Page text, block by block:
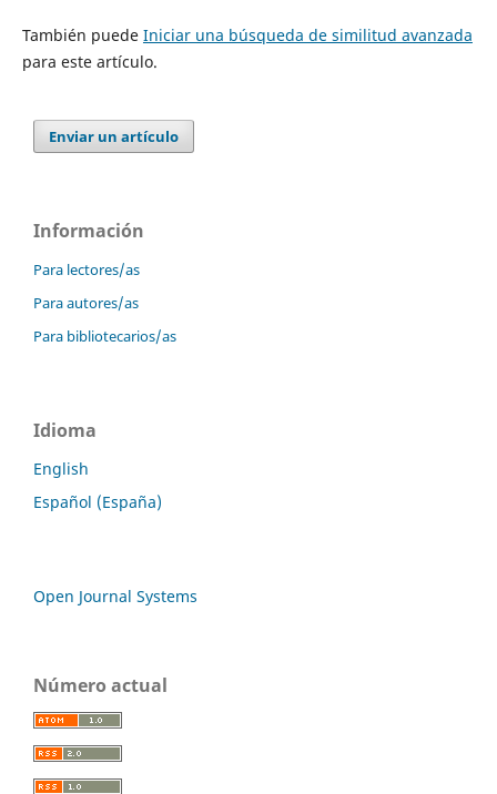
También puede Iniciar una búsqueda de similitud avanzada
para este artículo.
Enviar un artículo
Información
Para lectores/as
Para autores/as
Para bibliotecarios/as
Idioma
English
Español (España)
Open Journal Systems
Número actual